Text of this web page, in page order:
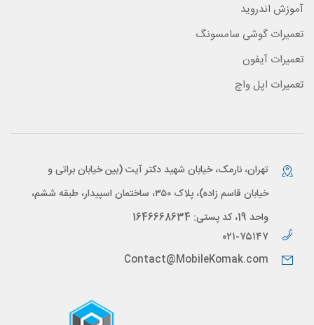
آموزش اندروید
تعمیرات گوشی سامسونگ
تعمیرات آیفون
تعمیرات اپل واچ
تهران، نارمک، خیابان شهید دکتر آیت (بین خیابان براتی و
خیابان قاسم زاده)، پلاک ۳۵۰، ساختمان اسپیدار، طبقه ششم،
واحد 19، کد پستی: 1646668634
۰۲۱-۷۵۱۴۷
Contact@MobileKomak.com